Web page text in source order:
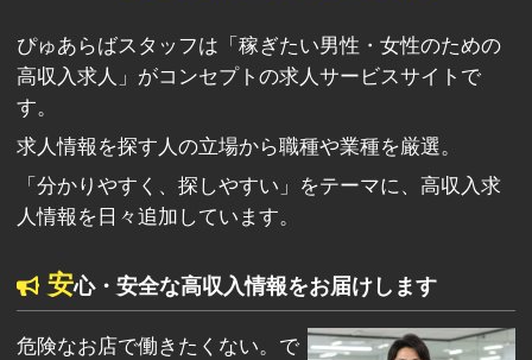
ぴゅあらばスタッフは「稼ぎたい男性・女性のための
高収入求人」がコンセプトの求人サービスサイトで
す。
求人情報を探す人の立場から職種や業種を厳選。
「分かりやすく、探しやすい」をテーマに、高収入求
人情報を日々追加しています。
安心・安全な高収入情報をお届けします
危険なお店で働きたくない。で